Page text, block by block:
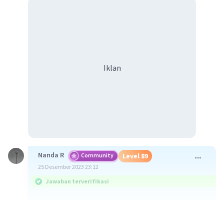
Iklan
Nanda R Community Level 89
25 Desember 2023 23:12
Jawaban terverifikasi